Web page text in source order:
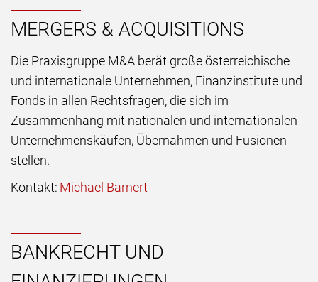
MERGERS & ACQUISITIONS
Die Praxisgruppe M&A berät große österreichische
und internationale Unternehmen, Finanzinstitute und
Fonds in allen Rechtsfragen, die sich im
Zusammenhang mit nationalen und internationalen
Unternehmenskäufen, Übernahmen und Fusionen
stellen.
Kontakt: Michael Barnert
BANKRECHT UND